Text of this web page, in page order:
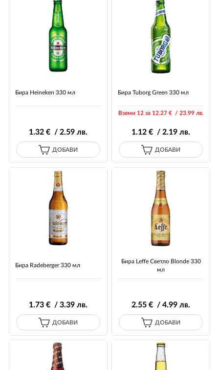
Бира Heineken 330 мл
1.32€ / 2.59лв.
ДОБАВИ
Бира Tuborg Green 330 мл
Вземи 12 за 12.27€ / 23.99лв.
1.12 € / 2.19 лв.
ДОБАВИ
Бира Radeberger 330 мл
1.73€ / 3.39лв.
ДОБАВИ
Бира Leffe Светло Blonde 330
мл
2.55 € / 4.99 лв.
ДОБАВИ